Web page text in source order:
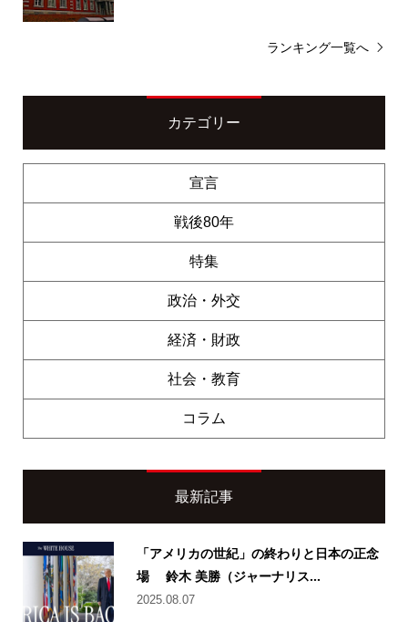
ランキング一覧へ
カテゴリー
宣言
戦後80年
特集
政治・外交
経済・財政
社会・教育
コラム
最新記事
「アメリカの世紀」の終わりと日本の正念
場 鈴木 美勝（ジャーナリス...
2025.08.07